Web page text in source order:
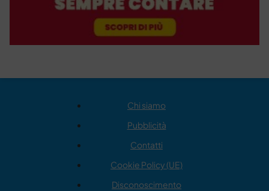
Chi siamo
Pubblicità
Contatti
Cookie Policy (UE)
Disconoscimento